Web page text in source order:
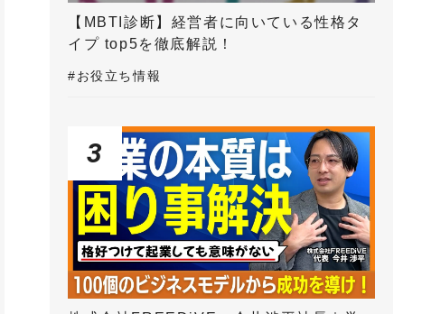
【MBTI診断】経営者に向いている性格タ
イプ top5を徹底解説！
#お役立ち情報
3